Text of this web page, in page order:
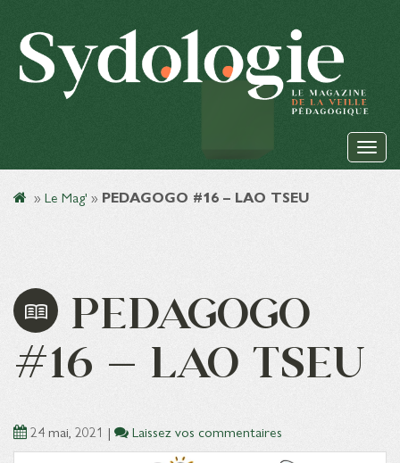
» Le Mag' » PEDAGOGO #16 – LAO TSEU
PEDAGOGO
#16 – LAO TSEU
24 mai, 2021 | Laissez vos commentaires